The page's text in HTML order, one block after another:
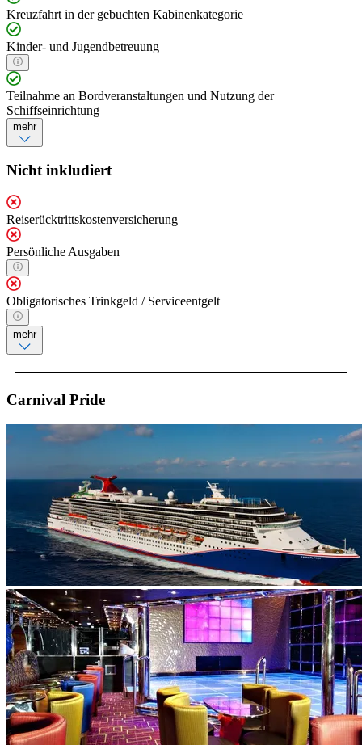
Kreuzfahrt in der gebuchten Kabinenkategorie
Kinder- und Jugendbetreuung
Teilnahme an Bordveranstaltungen und Nutzung der
Schiffseinrichtung
mehr
Nicht inkludiert
Reiserücktrittskostenversicherung
Persönliche Ausgaben
Obligatorisches Trinkgeld / Serviceentgelt
mehr
Carnival Pride